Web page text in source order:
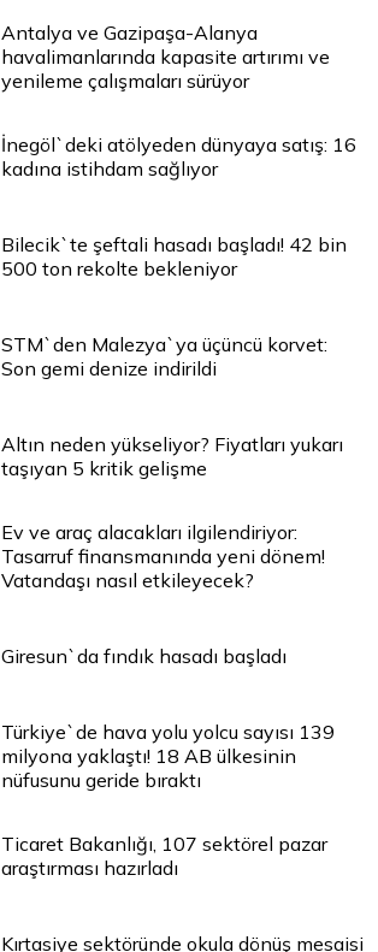
Antalya ve Gazipaşa-Alanya
havalimanlarında kapasite artırımı ve
yenileme çalışmaları sürüyor
İnegöl`deki atölyeden dünyaya satış: 16
kadına istihdam sağlıyor
Bilecik`te şeftali hasadı başladı! 42 bin
500 ton rekolte bekleniyor
STM`den Malezya`ya üçüncü korvet:
Son gemi denize indirildi
Altın neden yükseliyor? Fiyatları yukarı
taşıyan 5 kritik gelişme
Ev ve araç alacakları ilgilendiriyor:
Tasarruf finansmanında yeni dönem!
Vatandaşı nasıl etkileyecek?
Giresun`da fındık hasadı başladı
Türkiye`de hava yolu yolcu sayısı 139
milyona yaklaştı! 18 AB ülkesinin
nüfusunu geride bıraktı
Ticaret Bakanlığı, 107 sektörel pazar
araştırması hazırladı
Kırtasiye sektöründe okula dönüş mesaisi